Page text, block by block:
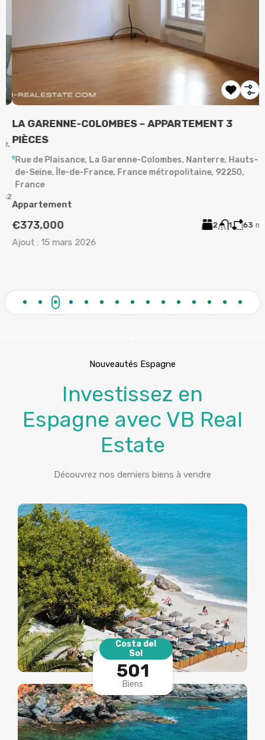
LA GARENNE-COLOMBES – APPARTEMENT 3
PIÈCES
Rue de Plaisance, La Garenne-Colombes, Nanterre, Hauts-
de-Seine, Île-de-France, France métropolitaine, 92250,
France
Appartement
€373,000 2 1 63 m²
Ajout :15 mars 2026
Nouveautés Espagne
Investissez en
Espagne avec VB Real
Estate
Découvrez nos derniers biens à vendre
Costa del
Sol
501
Biens